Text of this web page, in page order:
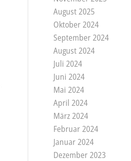
August 2025
Oktober 2024
September 2024
August 2024
Juli 2024
Juni 2024
Mai 2024
April 2024
März 2024
Februar 2024
Januar 2024
Dezember 2023